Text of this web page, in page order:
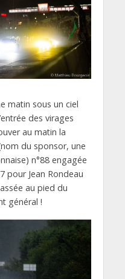
matin sous un ciel
des virages
au matin la
du sponsor, une
n°88 engagée
pour Jean Rondeau
au pied du
général !